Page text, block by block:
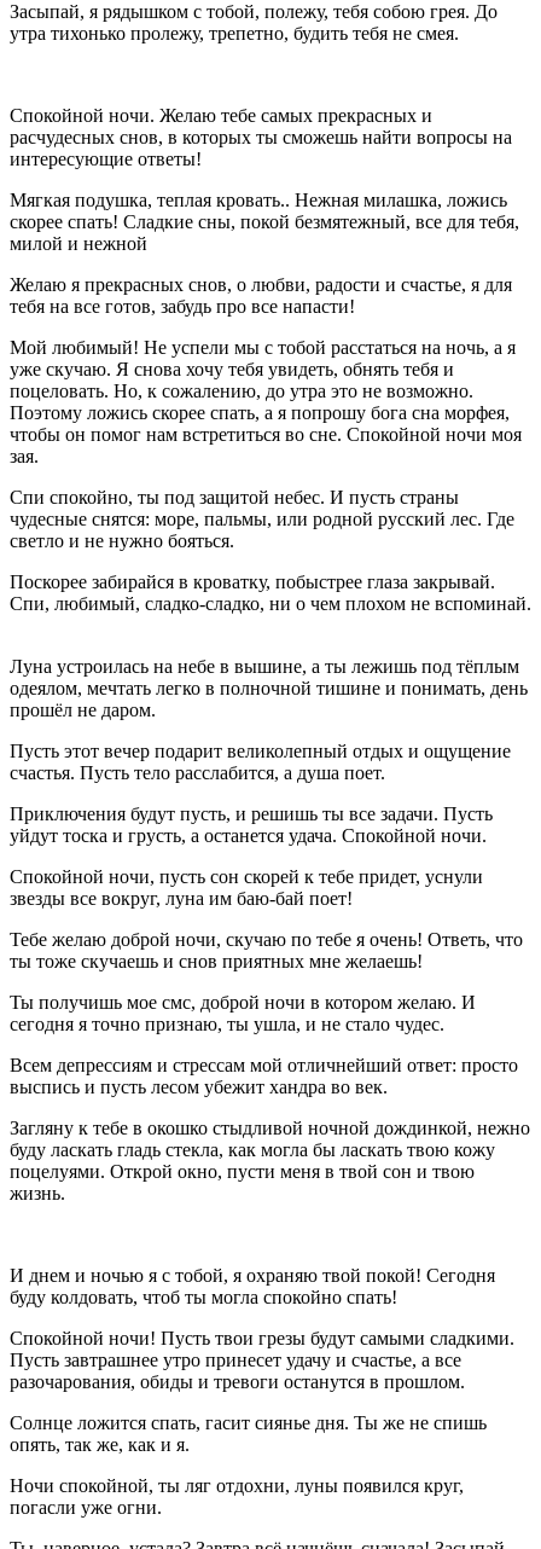
Засыпай, я рядышком с тобой, полежу, тебя собою грея. До
утра тихонько пролежу, трепетно, будить тебя не смея.
Спокойной ночи. Желаю тебе самых прекрасных и
расчудесных снов, в которых ты сможешь найти вопросы на
интересующие ответы!
Мягкая подушка, теплая кровать.. Нежная милашка, ложись
скорее спать! Сладкие сны, покой безмятежный, все для тебя,
милой и нежной
Желаю я прекрасных снов, о любви, радости и счастье, я для
тебя на все готов, забудь про все напасти!
Мой любимый! Не успели мы с тобой расстаться на ночь, а я
уже скучаю. Я снова хочу тебя увидеть, обнять тебя и
поцеловать. Но, к сожалению, до утра это не возможно.
Поэтому ложись скорее спать, а я попрошу бога сна морфея,
чтобы он помог нам встретиться во сне. Спокойной ночи моя
зая.
Спи спокойно, ты под защитой небес. И пусть страны
чудесные снятся: море, пальмы, или родной русский лес. Где
светло и не нужно бояться.
Поскорее забирайся в кроватку, побыстрее глаза закрывай.
Спи, любимый, сладко-сладко, ни о чем плохом не вспоминай.
Луна устроилась на небе в вышине, а ты лежишь под тёплым
одеялом, мечтать легко в полночной тишине и понимать, день
прошёл не даром.
Пусть этот вечер подарит великолепный отдых и ощущение
счастья. Пусть тело расслабится, а душа поет.
Приключения будут пусть, и решишь ты все задачи. Пусть
уйдут тоска и грусть, а останется удача. Спокойной ночи.
Спокойной ночи, пусть сон скорей к тебе придет, уснули
звезды все вокруг, луна им баю-бай поет!
Тебе желаю доброй ночи, скучаю по тебе я очень! Ответь, что
ты тоже скучаешь и снов приятных мне желаешь!
Ты получишь мое смс, доброй ночи в котором желаю. И
сегодня я точно признаю, ты ушла, и не стало чудес.
Всем депрессиям и стрессам мой отличнейший ответ: просто
выспись и пусть лесом убежит хандра во век.
Загляну к тебе в окошко стыдливой ночной дождинкой, нежно
буду ласкать гладь стекла, как могла бы ласкать твою кожу
поцелуями. Открой окно, пусти меня в твой сон и твою
жизнь.
И днем и ночью я с тобой, я охраняю твой покой! Сегодня
буду колдовать, чтоб ты могла спокойно спать!
Спокойной ночи! Пусть твои грезы будут самыми сладкими.
Пусть завтрашнее утро принесет удачу и счастье, а все
разочарования, обиды и тревоги останутся в прошлом.
Солнце ложится спать, гасит сиянье дня. Ты же не спишь
опять, так же, как и я.
Ночи спокойной, ты ляг отдохни, луны появился круг,
погасли уже огни.